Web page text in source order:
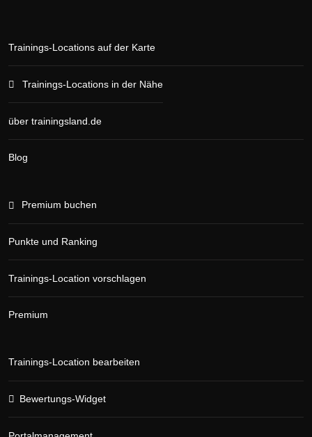
Trainings-Locations auf der Karte
Trainings-Locations in der Nähe
über trainingsland.de
Blog
Premium buchen
Punkte und Ranking
Trainings-Location vorschlagen
Premium
Trainings-Location bearbeiten
Bewertungs-Widget